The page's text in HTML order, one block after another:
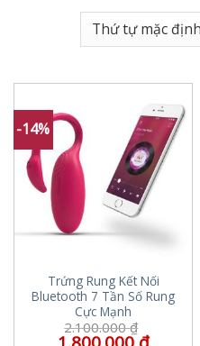
-14%
Trứng Rung Kết Nối
Bluetooth 7 Tần Số Rung
Cực Mạnh
2.100.000₫